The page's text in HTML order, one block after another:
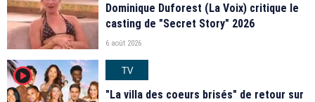
Dominique Duforest (La Voix) critique le
casting de "Secret Story" 2026
6 août 2026
player2
TV
"La villa des coeurs brisés" de retour sur